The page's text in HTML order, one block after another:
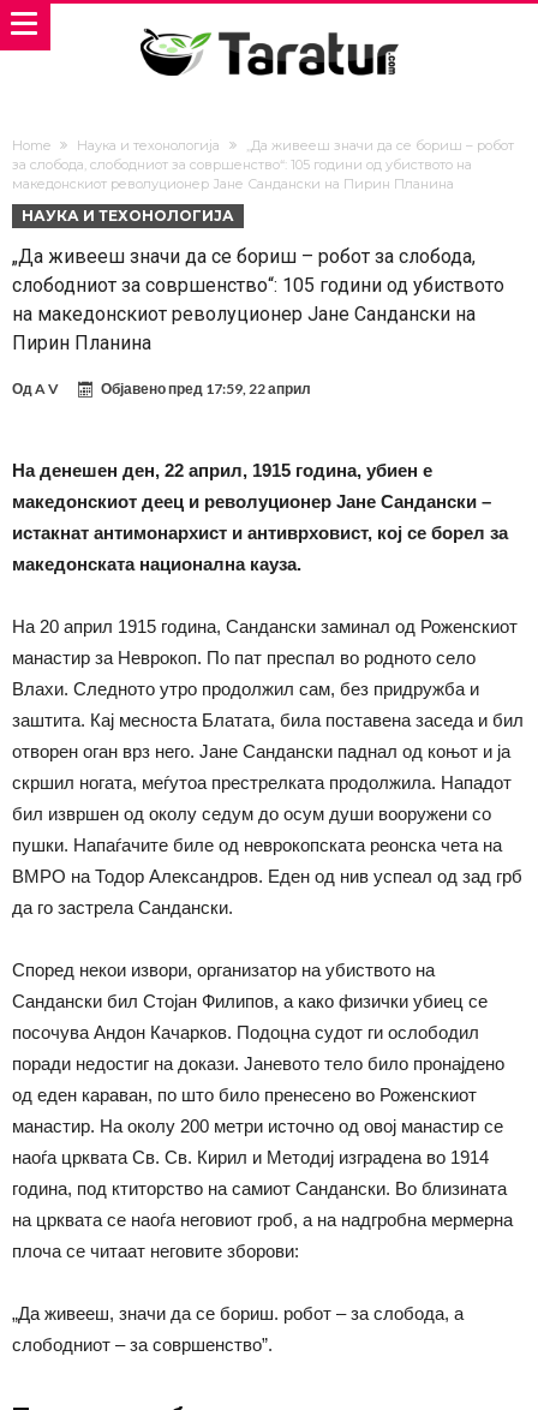
Home Наука и техонологија
„Да живееш значи да се бориш – робот
за слобода, слободниот за совршенство“: 105 години од убиството на
македонскиот револуционер Јане Сандански на Пирин Планина
НАУКА И ТЕХОНОЛОГИЈА
„Да живееш значи да се бориш – робот за слобода,
слободниот за совршенство“: 105 години од убиството
на македонскиот револуционер Јане Сандански на
Пирин Планина
ОдA V Објавено пред 17:59, 22 април
На денешен ден, 22 април, 1915 година, убиен е
македонскиот деец и револуционер Јане Сандански –
истакнат антимонархист и антиврховист, кој се борел за
македонската национална кауза.
На 20 април 1915 година, Сандански заминал од Роженскиот
манастир за Неврокоп. По пат преспал во родното село
Влахи. Следното утро продолжил сам, без придружба и
заштита. Кај месноста Блатата, била поставена заседа и бил
отворен оган врз него. Јане Сандански паднал од коњот и ја
скршил ногата, меѓутоа престрелката продолжила. Нaпадот
бил извршен од околу седум до осум души вооружени со
пушки. Напаѓачите биле од неврокопската реонска чета на
ВМРО на Тодор Александров. Еден од нив успеал од зад грб
да го застрела Сандански.
Според некои извори, организатор на убиството на
Сандански бил Стојан Филипов, а како физички убиец се
посочува Андон Качарков. Подоцна судот ги ослободил
поради недостиг на докази. Јаневото тело било пронајдено
од еден караван, по што било пренесено во Роженскиот
манастир. На околу 200 метри источно од овој манастир се
наоѓа црквата Св. Св. Кирил и Методиј изградена во 1914
година, под ктиторство на самиот Сандански. Во близината
на црквата се наоѓа неговиот гроб, а на надгробна мермерна
плоча се читаат неговите зборови:
„Да живееш, значи да се бориш. робот – за слобода, а
слободниот – за совршенство”.